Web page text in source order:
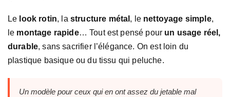
Le look rotin, la structure métal , le nettoyage simple,
le montage rapide… Tout est pensé pour un usage réel,
durable, sans sacrifier l’élégance. On est loin du
plastique basique ou du tissu qui peluche.
Un modèle pour ceux qui en ont assez du jetable mal